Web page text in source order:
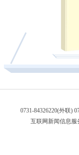
0731-84326220(外联)
互联网新闻信息服